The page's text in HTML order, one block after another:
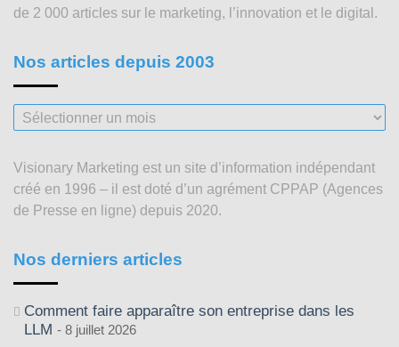
de 2 000 articles sur le marketing, l’innovation et le digital.
Nos articles depuis 2003
Nos
articles
2003
Visionary Marketing est un site d’information indépendant
créé en 1996 – il est doté d’un agrément CPPAP (Agences
de Presse en ligne) depuis 2020.
Nos derniers articles
Comment faire apparaître son entreprise dans les
LLM
8 juillet 2026